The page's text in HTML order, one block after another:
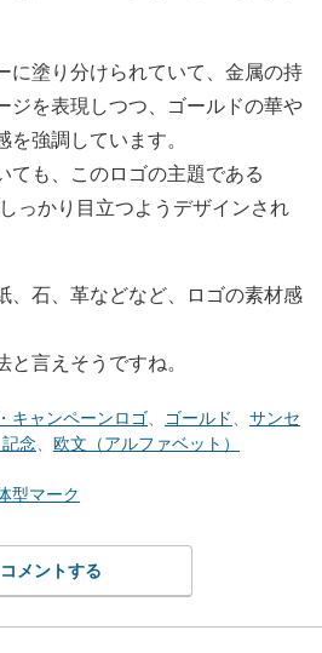
に塗り分けられていて、金属の持
ジを表現しつつ、ゴールドの華や
強調しています。
ても、このロゴの主題である
しっかり目立つようデザインされ
、石、革などなど、ロゴの素材感
言えそうですね。
キャンペーンロゴ ゴールド
サンセ
念 欧文（アルファベット）
型マーク
コメントする